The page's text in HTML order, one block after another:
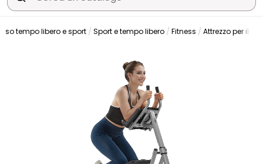
tempo libero e sport Sport e tempo libero Fitness Attrezzo per il